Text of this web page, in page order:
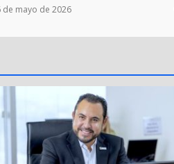
de mayo de 2026